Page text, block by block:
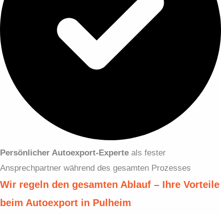
Persönlicher Autoexport-Experte als fester
Ansprechpartner während des gesamten Prozesses
Wir regeln den gesamten Ablauf – Ihre Vorteile
beim Autoexport in Pulheim